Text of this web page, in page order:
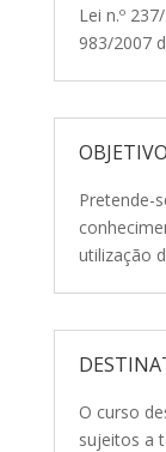
Lei n.º
983/2007
Pretende-
utilização
O curso
sujeitos a